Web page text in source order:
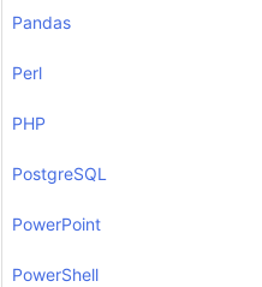
Pandas
Perl
PHP
PostgreSQL
PowerPoint
PowerShell